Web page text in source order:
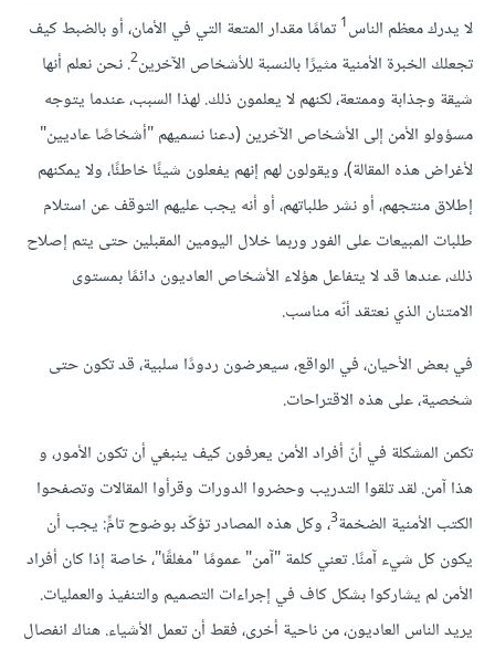
لا يدرك معظم الناس1 تمامًا مقدار المتعة التي في الأمان، أو بالضبط كيف
تجعلك الخبرة الأمنية مثيرًا بالنسبة للأشخاص الآخرين2. نحن نعلم أنها
شيقة وجذابة وممتعة، لكنهم لا يعلمون ذلك. لهذا السبب، عندما يتوجه
مسؤولو الأمن إلى الأشخاص الآخرين (دعنا نسميهم "أشخاصًا عاديين"
لأغراض هذه المقالة)، ويقولون لهم إنهم يفعلون شيئًا خاطئًا، ولا يمكنهم
إطلاق منتجهم، أو نشر طلباتهم، أو أنه يجب عليهم التوقف عن استلام
طلبات المبيعات على الفور وربما خلال اليومين المقبلين حتى يتم إصلاح
ذلك، عندها قد لا يتفاعل هؤلاء الأشخاص العاديون دائمًا بمستوى
الامتنان الذي نعتقد أنّه مناسب.
في بعض الأحيان، في الواقع، سيعرضون ردودًا سلبية، قد تكون حتى
شخصية، على هذه الاقتراحات.
تكمن المشكلة في أنّ أفراد الأمن يعرفون كيف ينبغي أن تكون الأمور، و
هذا آمن. لقد تلقوا التدريب وحضروا الدورات وقرأوا المقالات وتصفحوا
الكتب الأمنية الضخمة3، وكل هذه المصادر تؤكّد بوضوح تامٍّ: يجب أن
يكون كل شيء آمنًا. تعني كلمة "آمن" عمومًا "مغلقًا"، خاصة إذا كان أفراد
الأمن لم يشاركوا بشكل كاف في إجراءات التصميم والتنفيذ والعمليات.
يريد الناس العاديون، من ناحية أخرى، فقط أن تعمل الأشياء. هناك انفصال